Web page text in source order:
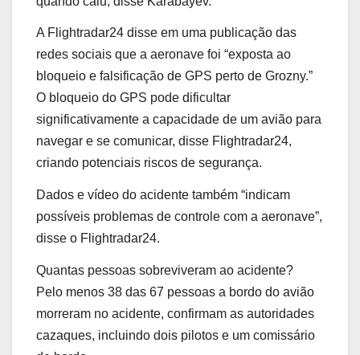
A Flightradar24 disse em uma publicação das
redes sociais que a aeronave foi “exposta ao
bloqueio e falsificação de GPS perto de Grozny.”
O bloqueio do GPS pode dificultar
significativamente a capacidade de um avião para
navegar e se comunicar, disse Flightradar24,
criando potenciais riscos de segurança.
Dados e vídeo do acidente também “indicam
possíveis problemas de controle com a aeronave”,
disse o Flightradar24.
Quantas pessoas sobreviveram ao acidente?
Pelo menos 38 das 67 pessoas a bordo do avião
morreram no acidente, confirmam as autoridades
cazaques, incluindo dois pilotos e um comissário